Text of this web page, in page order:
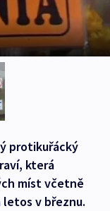
protikuřácký
která
míst včetně
letos v březnu.